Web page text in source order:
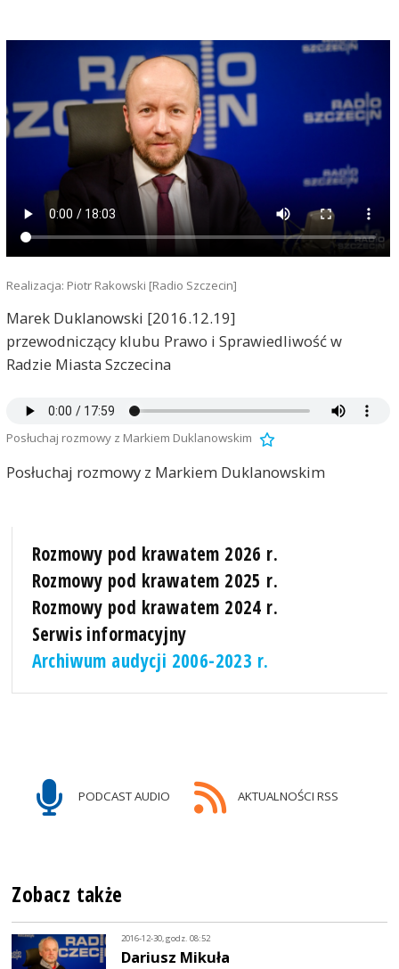
Realizacja: Piotr Rakowski [Radio Szczecin]
Marek Duklanowski [2016.12.19]
przewodniczący klubu Prawo i Sprawiedliwość w
Radzie Miasta Szczecina
Posłuchaj rozmowy z Markiem Duklanowskim
Posłuchaj rozmowy z Markiem Duklanowskim
Rozmowy pod krawatem 2026 r.
Rozmowy pod krawatem 2025 r.
Rozmowy pod krawatem 2024 r.
Serwis informacyjny
Archiwum audycji 2006-2023 r.
PODCAST AUDIO AKTUALNOŚCI RSS
Zobacz także
2016-12-30, godz. 08:52
Dariusz Mikuła